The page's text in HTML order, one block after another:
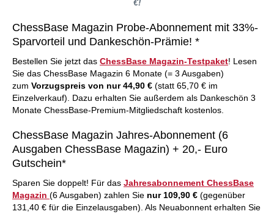
€!
ChessBase Magazin Probe-Abonnement mit 33%-
Sparvorteil und Dankeschön-Prämie! *
Bestellen Sie jetzt das ChessBase Magazin-Testpaket! Lesen
Sie das ChessBase Magazin 6 Monate (= 3 Ausgaben)
zum Vorzugspreis von nur 44,90 € (statt 65,70 € im
Einzelverkauf). Dazu erhalten Sie außerdem als Dankeschön 3
Monate ChessBase-Premium-Mitgliedschaft kostenlos.
ChessBase Magazin Jahres-Abonnement (6
Ausgaben ChessBase Magazin) + 20,- Euro
Gutschein*
Sparen Sie doppelt! Für das Jahresabonnement ChessBase
Magazin (6 Ausgaben) zahlen Sie nur 109,90 € (gegenüber
131,40 € für die Einzelausgaben). Als Neuabonnent erhalten Sie